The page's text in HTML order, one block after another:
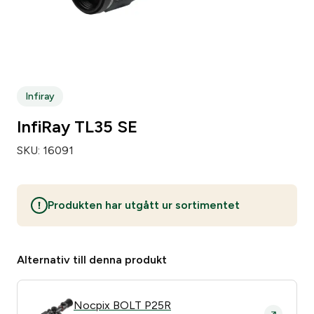
Infiray
InfiRay TL35 SE
SKU: 16091
Produkten har utgått ur sortimentet
Alternativ till denna produkt
Nocpix BOLT P25R